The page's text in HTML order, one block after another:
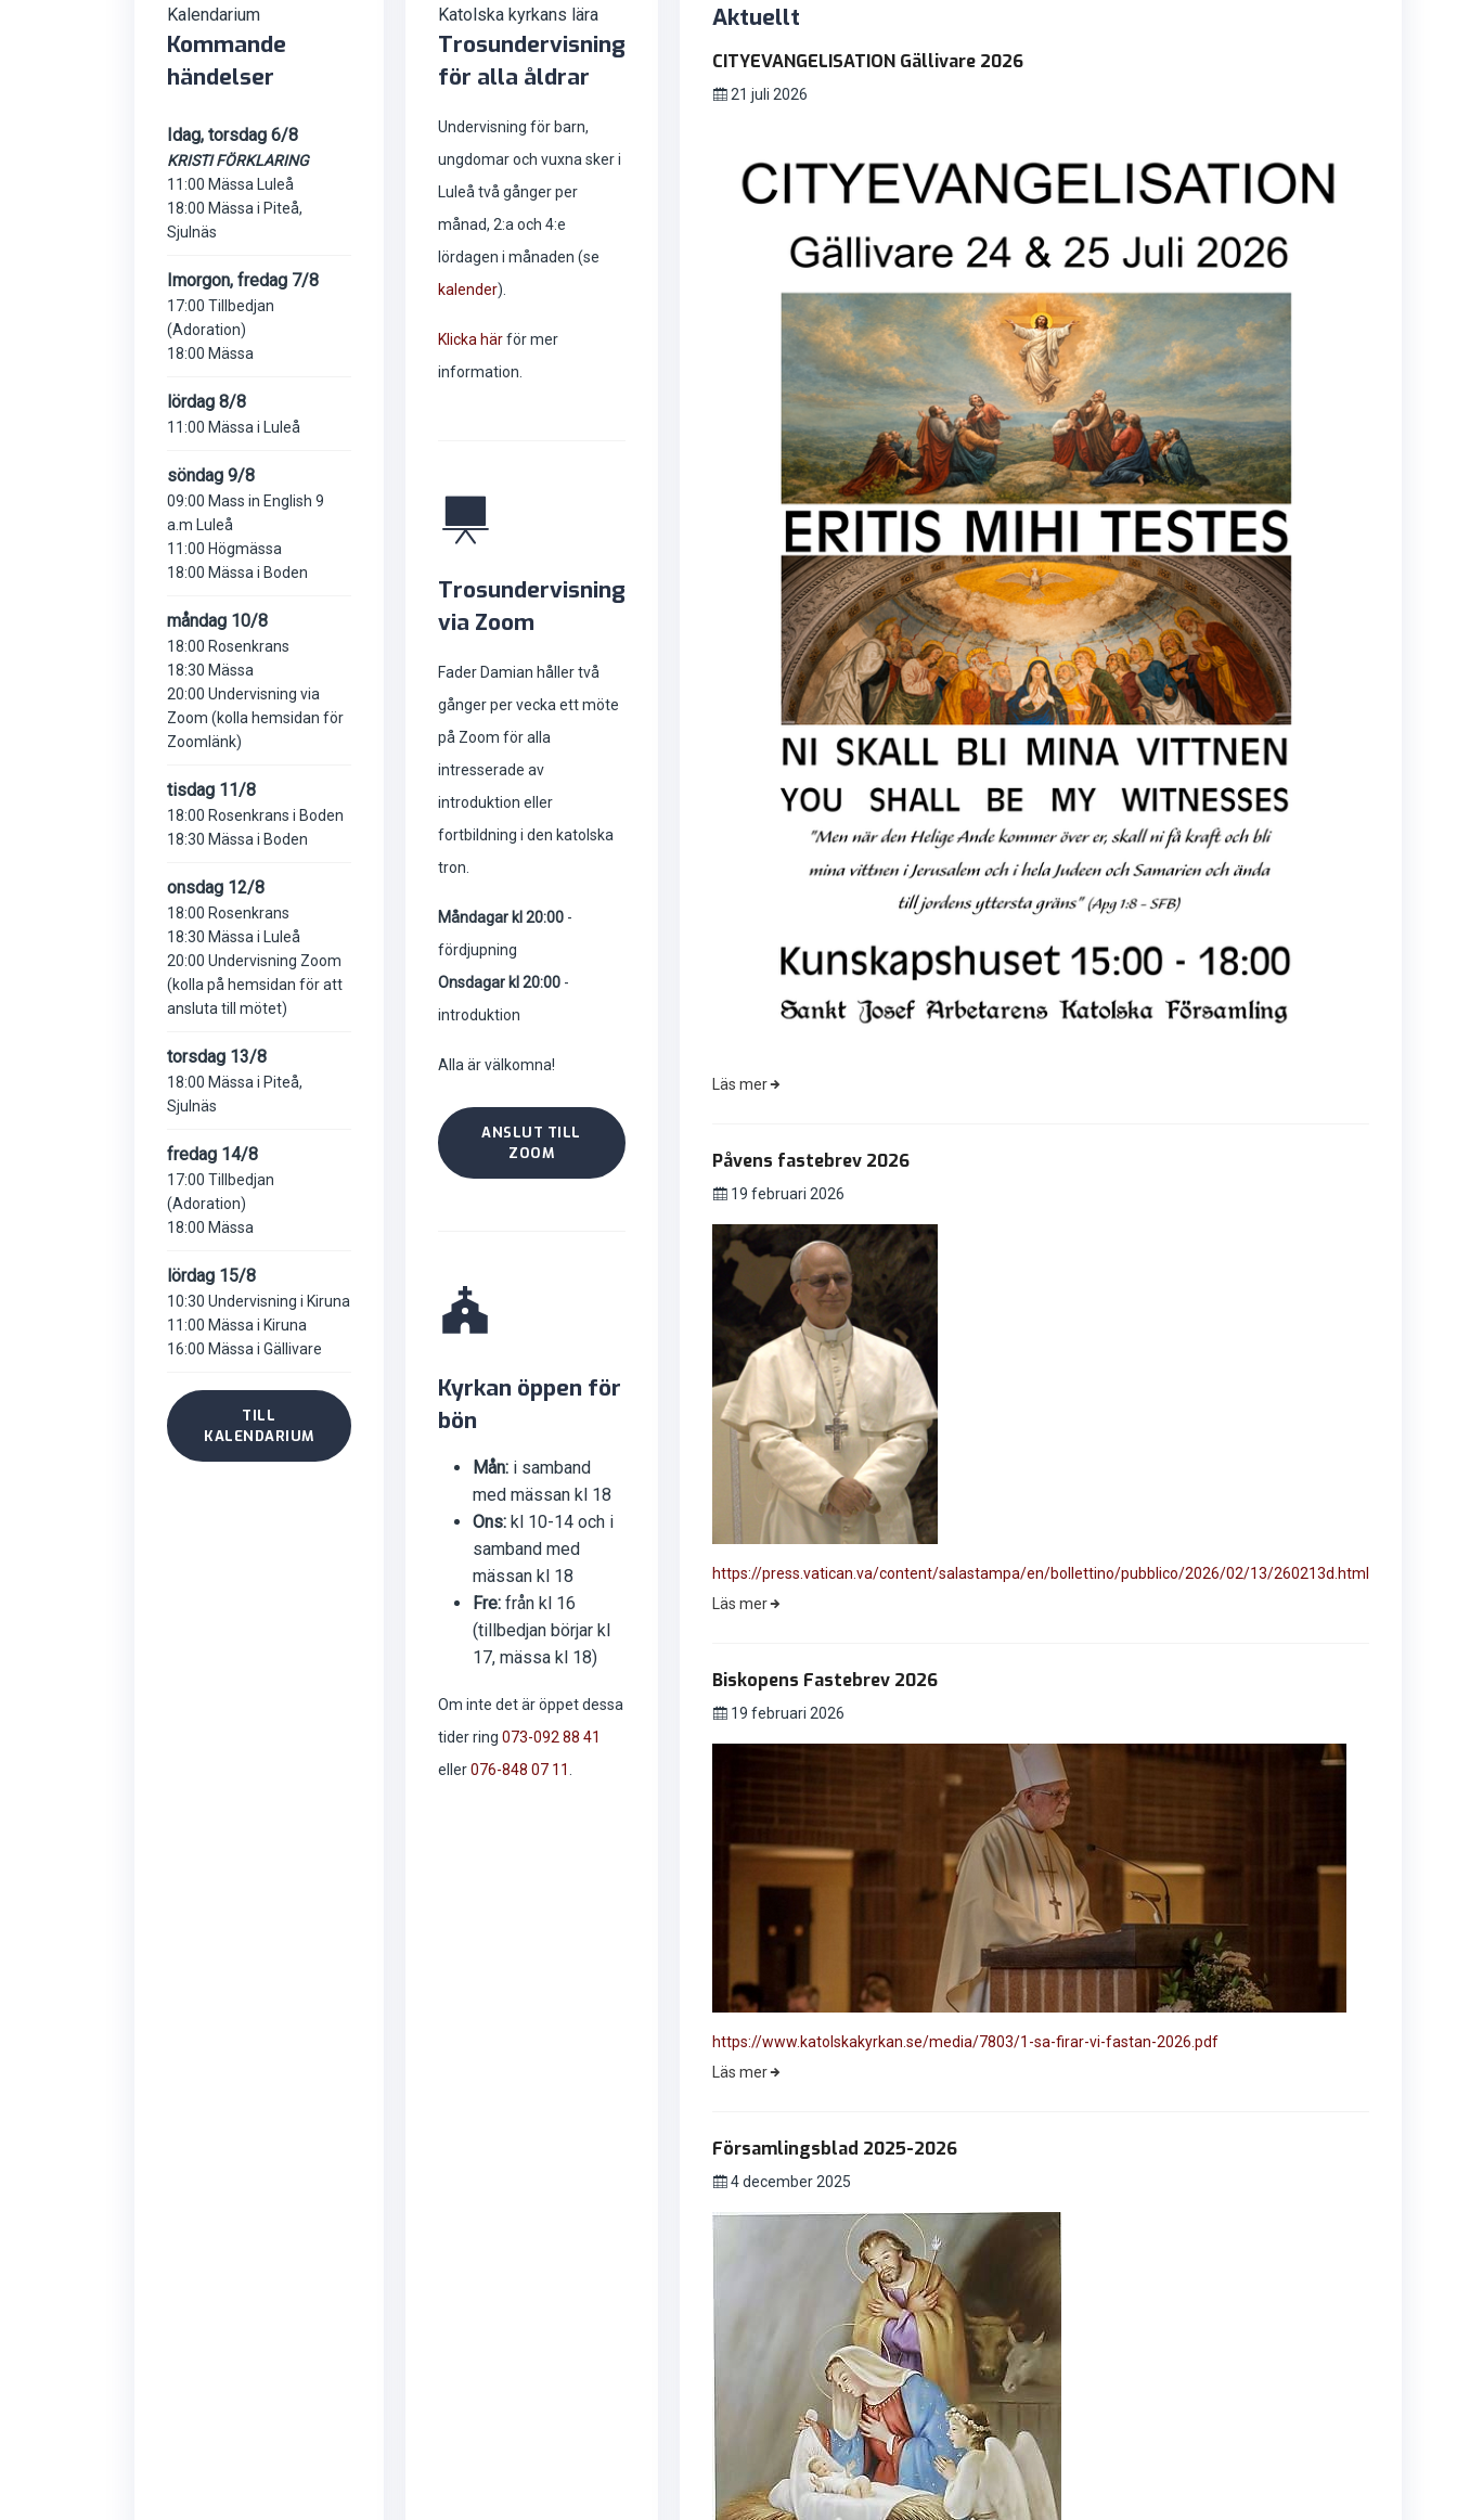
Kalendarium
Kommande
händelser
Idag, torsdag 6/8
KRISTI FÖRKLARING
11:00 Mässa Luleå
18:00 Mässa i Piteå,
Sjulnäs
Imorgon, fredag 7/8
17:00 Tillbedjan
(Adoration)
18:00 Mässa
lördag 8/8
11:00 Mässa i Luleå
söndag 9/8
09:00 Mass in English 9
a.m Luleå
11:00 Högmässa
18:00 Mässa i Boden
måndag 10/8
18:00 Rosenkrans
18:30 Mässa
20:00 Undervisning via
Zoom (kolla hemsidan för
Zoomlänk)
tisdag 11/8
18:00 Rosenkrans i Boden
18:30 Mässa i Boden
onsdag 12/8
18:00 Rosenkrans
18:30 Mässa i Luleå
20:00 Undervisning Zoom
(kolla på hemsidan för att
ansluta till mötet)
torsdag 13/8
18:00 Mässa i Piteå,
Sjulnäs
fredag 14/8
17:00 Tillbedjan
(Adoration)
18:00 Mässa
lördag 15/8
10:30 Undervisning i Kiruna
11:00 Mässa i Kiruna
16:00 Mässa i Gällivare
TILL
KALENDARIUM
Katolska kyrkans lära
Trosundervisning
för alla åldrar
Undervisning för barn,
ungdomar och vuxna sker i
Luleå två gånger per
månad, 2:a och 4:e
lördagen i månaden (se
kalender).
Klicka härför mer
information.
Trosundervisning
via Zoom
Fader Damian håller två
gånger per vecka ett möte
på Zoom för alla
intresserade av
introduktion eller
fortbildning i den katolska
tron.
Måndagar kl 20:00-
fördjupning
Onsdagar kl 20:00-
introduktion
Alla är välkomna!
ANSLUT TILL
ZOOM
Kyrkan öppen för
bön
Mån:i samband
med mässan kl 18
Ons:kl 10-14 och i
samband med
mässan kl 18
Fre:från kl 16
(tillbedjan börjar kl
17, mässa kl 18)
Om inte det är öppet dessa
tider ring 073-092 88 41
eller076-848 07 11
Aktuellt
CITYEVANGELISATION Gällivare 2026
21 juli 2026
Läs mer
Påvens fastebrev 2026
19 februari 2026
https://press.vatican.va/content/salastampa/en/bollettino/pubblico/2026/02/13/260213d.html
Läs mer
Biskopens Fastebrev 2026
19 februari 2026
https://www.katolskakyrkan.se/media/7803/1-sa-firar-vi-fastan-2026.pdf
Läs mer
Församlingsblad 2025-2026
4 december 2025